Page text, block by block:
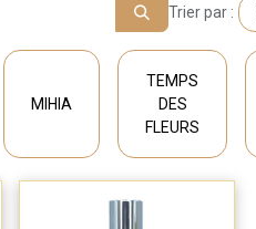
Trier par :
MIHIA
TEMPS
DES
FLEURS